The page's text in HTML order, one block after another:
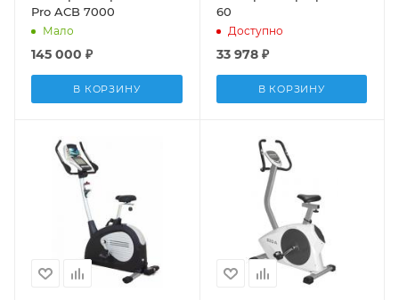
Pro ACB 7000
Мало
145 000 ₽
В КОРЗИНУ
60
Доступно
33 978₽
В КОРЗИНУ